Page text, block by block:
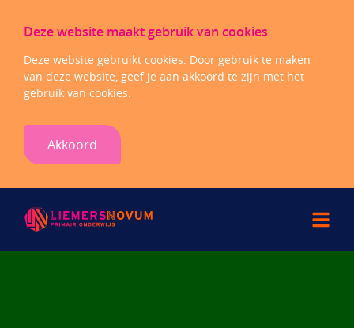
Deze website maakt gebruik van cookies
Deze website gebruikt cookies. Door gebruik te maken
van deze website, geef je aan akkoord te zijn met het
gebruik van cookies.
Akkoord